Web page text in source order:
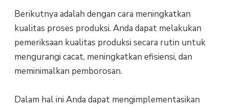
Berikutnya adalah dengan cara meningkatkan
kualitas proses produksi. Anda dapat melakukan
pemeriksaan kualitas produksi secara rutin untuk
mengurangi cacat, meningkatkan efisiensi, dan
meminimalkan pemborosan.
Dalam hal ini Anda dapat mengimplementasikan